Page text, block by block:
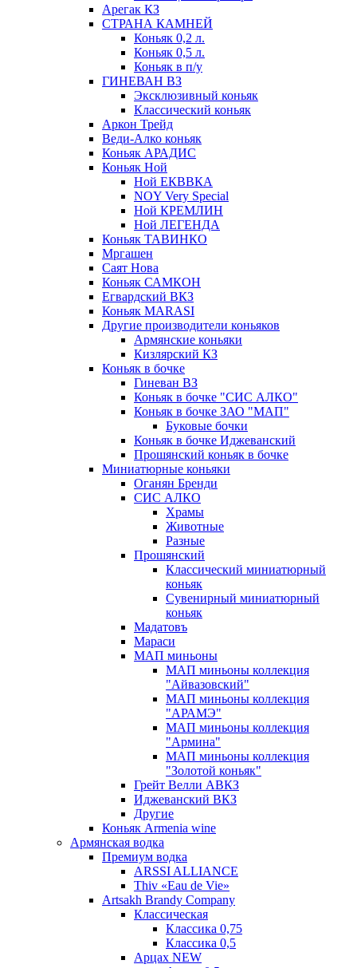
Арегак КЗ
СТРАНА КАМНЕЙ
Коньяк 0,2 л.
Коньяк 0,5 л.
Коньяк в п/у
ГИНЕВАН ВЗ
Эксклюзивный коньяк
Классический коньяк
Аркон Трейд
Веди-Алко коньяк
Коньяк АРАДИС
Коньяк Ной
Ной ЕКВВКА
NOY Very Special
Ной КРЕМЛИН
Ной ЛЕГЕНДА
Коньяк ТАВИНКО
Мргашен
Саят Нова
Коньяк САМКОН
Егвардский ВКЗ
Коньяк MARASI
Другие производители коньяков
Армянские коньяки
Кизлярский КЗ
Коньяк в бочке
Гиневан ВЗ
Коньяк в бочке "СИС АЛКО"
Коньяк в бочке ЗАО "МАП"
Буковые бочки
Коньяк в бочке Иджеванский
Прошянский коньяк в бочке
Миниатюрные коньяки
Оганян Бренди
СИС АЛКО
Храмы
Животные
Разные
Прошянский
Классический миниатюрный
коньяк
Сувенирный миниатюрный
коньяк
Мадатовъ
Мараси
МАП миньоны
МАП миньоны коллекция
"Айвазовский"
МАП миньоны коллекция
"АРАМЭ"
МАП миньоны коллекция
"Армина"
МАП миньоны коллекция
"Золотой коньяк"
Грейт Велли АВКЗ
Иджеванский ВКЗ
Другие
Коньяк Armenia wine
Армянская водка
Премиум водка
ARSSI ALLIANCE
Thiv «Eau de Vie»
Artsakh Brandy Company
Классическая
Классика 0,75
Классика 0,5
Арцах NEW